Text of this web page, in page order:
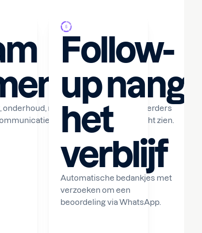
onderhoud, receptie en vastgoedbeheerders
met gasten in één overzicht zien.
Follow-
up na
het
verblijf
Automatische bedankjes met
verzoeken om een
beoordeling via WhatsApp.